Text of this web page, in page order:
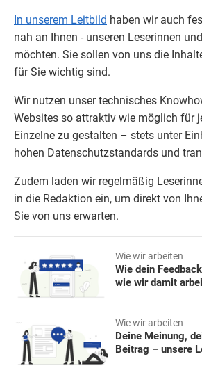
In unserem Leitbild haben wir auch
nah an Ihnen - unseren Leserinnen
möchten. Sie sollen von uns die
für Sie wichtig sind.
Wir nutzen unser technisches
Websites so attraktiv wie möglich für
Einzelne zu gestalten – stets unter
hohen Datenschutzstandards und
Zudem laden wir regelmäßig
in die Redaktion ein, um direkt von
Sie von uns erwarten.
Wie wir arbeiten
Wie dein
wie wir damit
Wie wir arbeiten
Deine Meinung,
Beitrag – unsere